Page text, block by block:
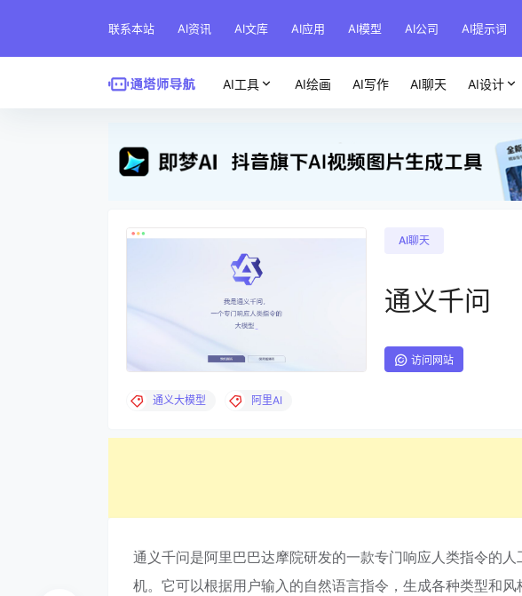
联系本站 AI资讯 AI文库 AI应用 AI模型 AI公司 AI提示词
AI工具 AI绘画 AI写作 AI聊天 AI设计
AI聊天
通义千问
访问网站
通义大模型 阿里AI
通义千问是阿里巴巴达摩院研发的一款专门响应人类指令的
机。它可以根据用户输入的自然语言指令，生成各种类型和风